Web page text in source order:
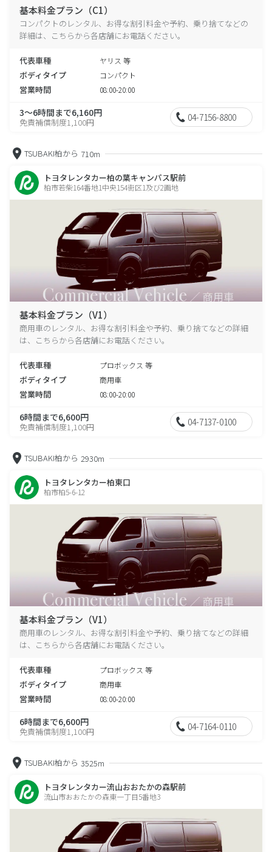
基本料金プラン（C1）
コンパクトのレンタル、お得な割引料金や予約、乗り捨てなどの
詳細は、こちらから各店舗にお電話ください。
代表車種 ヤリス 等
ボディタイプ コンパクト
営業時間 08:00-20:00
3～6時間まで6,160円
免責補償制度1,100円 04-7156-8800
TSUBAKI柏から 710m
トヨタレンタカー柏の葉キャンパス駅前
柏市若柴164番地1中央154街区1及び2画地
基本料金プラン（V1）
商用車のレンタル、お得な割引料金や予約、乗り捨てなどの詳細
は、こちらから各店舗にお電話ください。
代表車種 プロボックス 等
ボディタイプ 商用車
営業時間 08:00-20:00
6時間まで6,600円
免責補償制度1,100円 04-7137-0100
TSUBAKI柏から 2930m
トヨタレンタカー柏東口
柏市柏5-6-12
基本料金プラン（V1）
商用車のレンタル、お得な割引料金や予約、乗り捨てなどの詳細
は、こちらから各店舗にお電話ください。
代表車種 プロボックス 等
ボディタイプ 商用車
営業時間 08:00-20:00
6時間まで6,600円
免責補償制度1,100円 04-7164-0110
TSUBAKI柏から 3525m
トヨタレンタカー流山おおたかの森駅前
流山市おおたかの森東一丁目5番地3